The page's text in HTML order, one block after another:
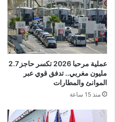
عملية مرحبا 2026 تكسر حاجز 2.7
مليون مغربي.. تدفق قوي عبر
الموانئ والمطارات
منذ 15 ساعة